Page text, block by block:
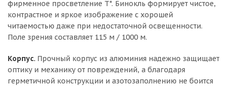
фирменное просветление T*. Бинокль формирует чистое,
контрастное и яркое изображение с хорошей
читаемостью даже при недостаточной освещенности.
Поле зрения составляет 115 м / 1000 м.
Корпус. Прочный корпус из алюминия надежно защищает
оптику и механику от повреждений, а благодаря
герметичной конструкции и азотозаполнению не боится